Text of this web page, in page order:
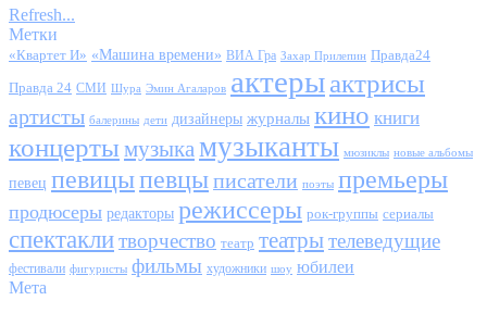
Refresh...
Метки
«Квартет И» «Машина времени» ВИА Гра Захар Прилепин Правда24
Правда 24 СМИ Шура Эмин Агаларов актерыактрисы
артисты балерины дети дизайнеры журналы кино книги
концерты музыка музыканты мюзиклы новые альбомы
певец певицыпевцыписатели поэты премьеры
продюсеры редакторы режиссеры рок-группы сериалы
спектаклитворчество театр театрытелеведущие
фестивали фигуристы фильмы художники шоу юбилеи
Мета